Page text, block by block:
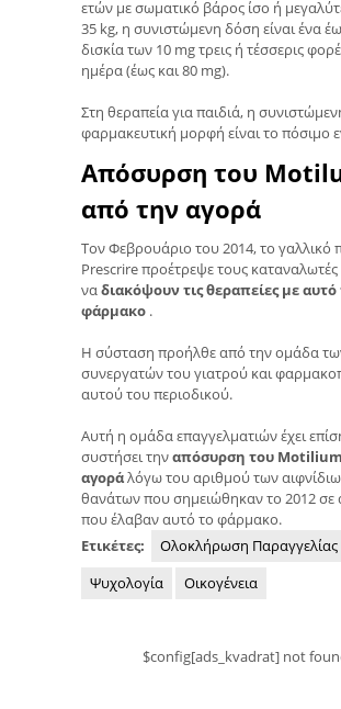
ετών με σωματικό βάρος ίσο ή
35 kg, η συνιστώμενη δόση είναι ένα
δισκία των 10 mg τρεις ή τέσσερις
ημέρα (έως και 80 mg).
Στη θεραπεία για παιδιά, η
φαρμακευτική μορφή είναι το πόσιμο
Απόσυρση του
από την αγορά
Τον Φεβρουάριο του 2014, το γαλλικό
Prescrire προέτρεψε τους
ναδιακόψουν τις θεραπείες με αυτό
φάρμακο .
Η σύσταση προήλθε από την ομάδα
συνεργατών του γιατρού και
αυτού του περιοδικού.
Αυτή η ομάδα επαγγελματιών έχει
συστήσει τηναπόσυρση του
αγοράλόγω του αριθμού των
θανάτων που σημειώθηκαν το 2012 σε
που έλαβαν αυτό το φάρμακο.
Ετικέτες:
Ολοκλήρωση Παραγγελίας
Ψυχολογία
Οικογένεια
$config[ads_kvadrat] not